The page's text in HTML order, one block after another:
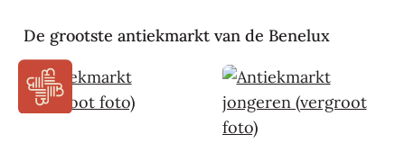
De grootste antiekmarkt van de Benelux